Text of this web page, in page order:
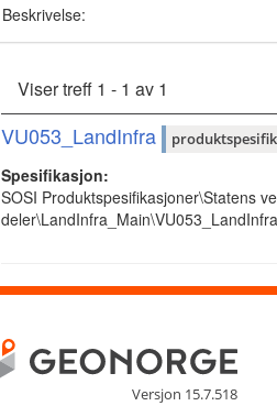
Beskrivelse:
Viser treff 1 - 1 av 1
VU053_LandInfra
Spesifikasjon:
SOSI Produktspesifikasjoner\Statens
deler\LandInfra_Main\VU053_LandInfra